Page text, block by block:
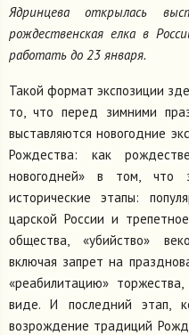
Ядринцева открылась
рождественская елка в
работать до 23 января.
Такой формат экспозиции
то, что перед зимними
выставляются новогодние
Рождества: как
новогодней» в том, что
исторические этапы:
царской России и
общества, «убийство»
включая запрет на
«реабилитацию»
виде. И последний этап,
возрождение традиций